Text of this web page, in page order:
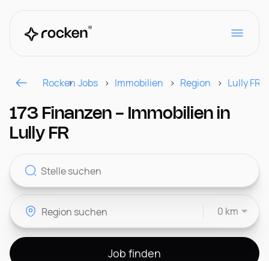
Für Arbeitgeber
Kontakt
CH
Rocken Jobs Immobilien Region Lully FR
173 Finanzen - Immobilien in
Lully FR
0 km
Job finden